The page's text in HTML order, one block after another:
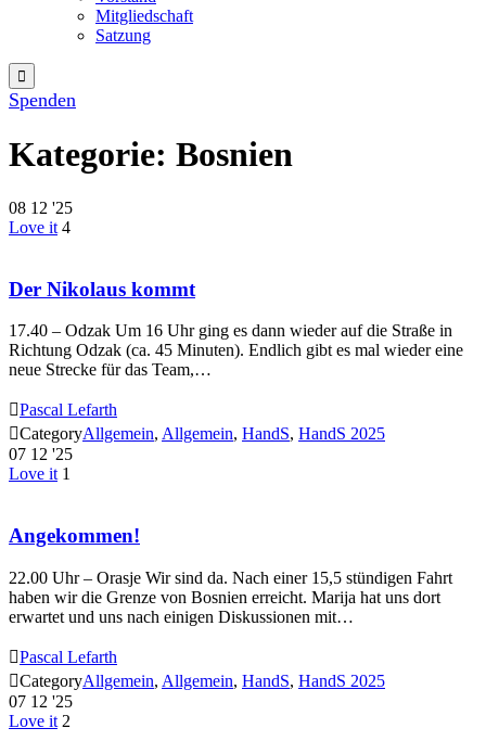
Mitgliedschaft
Satzung

Spenden
Kategorie: Bosnien
08 12 '25
Love it 4
Der Nikolaus kommt
17.40 – Odzak Um 16 Uhr ging es dann wieder auf die Straße in
Richtung Odzak (ca. 45 Minuten). Endlich gibt es mal wieder eine
neue Strecke für das Team,…
Pascal Lefarth
CategoryAllgemein, Allgemein, HandS, HandS 2025
07 12 '25
Love it 1
Angekommen!
22.00 Uhr – Orasje Wir sind da. Nach einer 15,5 stündigen Fahrt
haben wir die Grenze von Bosnien erreicht. Marija hat uns dort
erwartet und uns nach einigen Diskussionen mit…
Pascal Lefarth
CategoryAllgemein, Allgemein, HandS, HandS 2025
07 12 '25
Love it 2